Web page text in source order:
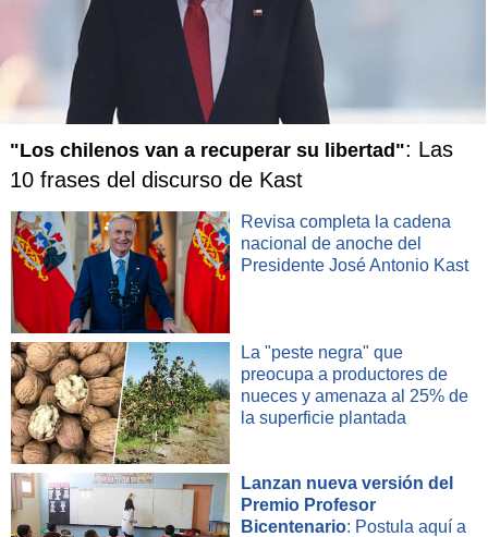
entonces si me dicen 'el número 4 es teléfono', entonces yo
hago una asociación mental entre un pato y un teléfono:
algo que ya tengo memorizado y algo que tengo que
memorizar ahora", detalla el experto.
Desde ahí, Rieznik lo que hace es "me imagino hablando
por teléfono con el Pato Donald, al crear esa imagen que es
tan rara, que nunca vi en mi vida, automáticamente me
El atleta mental asegura que "esto es algo que
descubrieron los griegos y que la neurociencia ahora está
empezando a entender cómo y por qué funciona".
"Los chilenos van a recuperar su libertad": Las
10 frases del discurso de Kast
Revisa completa la cadena
nacional de anoche del
Presidente José Antonio Kast
La "peste negra" que
preocupa a productores de
nueces y amenaza al 25% de
la superficie plantada
Lanzan nueva versión del
Premio Profesor
Bicentenario: Postula aquí a